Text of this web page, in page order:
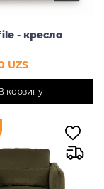
- кресло
UZS
корзину